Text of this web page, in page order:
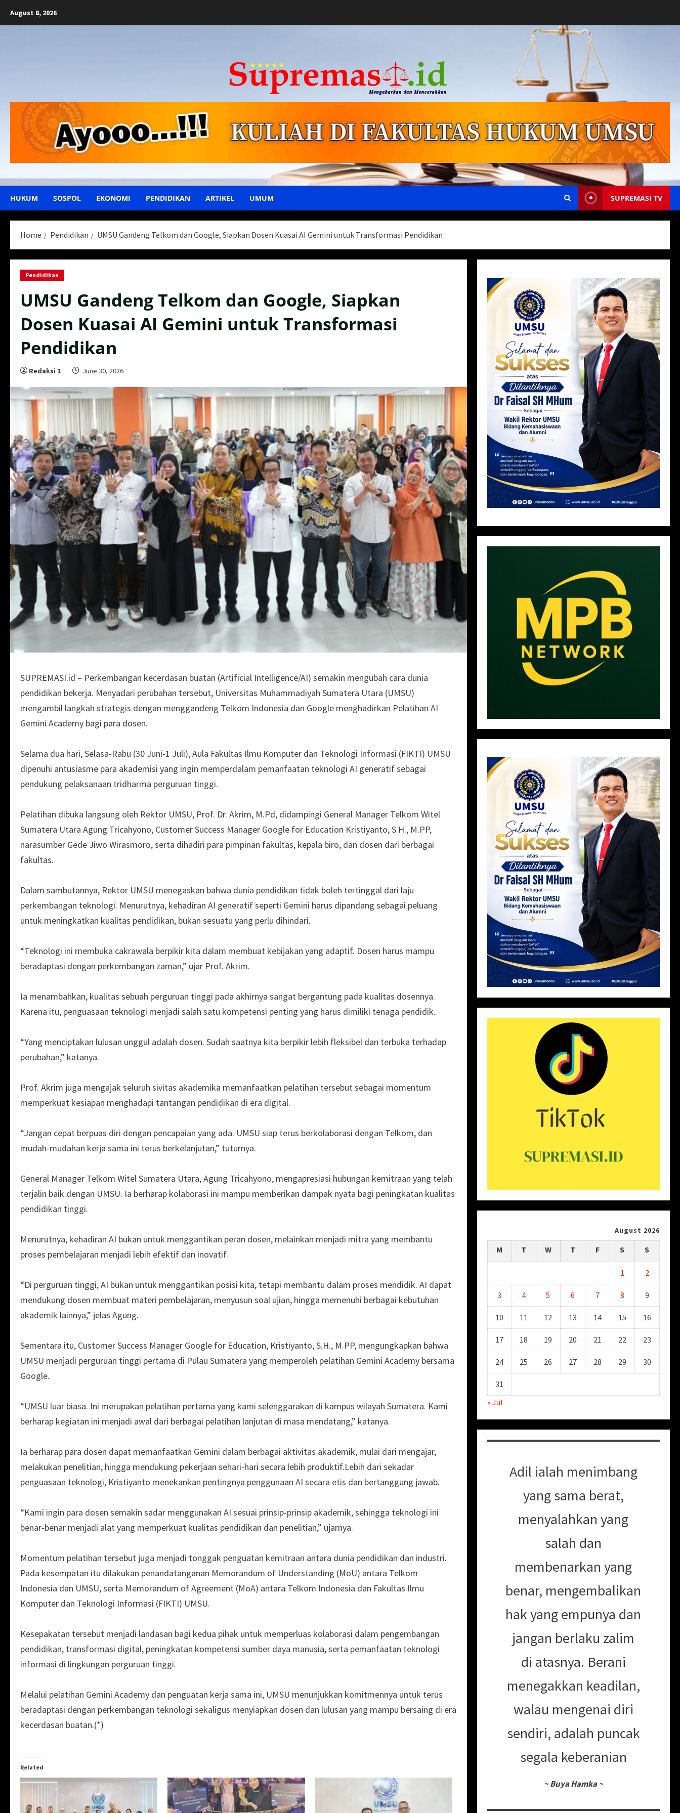
August 8, 2026
HUKUM SOSPOL EKONOMI PENDIDIKAN ARTIKEL UMUM SUPREMASI TV
Home Pendidikan UMSU Gandeng Telkom dan Google, Siapkan Dosen Kuasai AI Gemini untuk Transformasi Pendidikan
Pendidikan
UMSU Gandeng Telkom dan Google, Siapkan
Dosen Kuasai AI Gemini untuk Transformasi
Pendidikan
Redaksi 1 June 30, 2026
SUPREMASI.id – Perkembangan kecerdasan buatan (Artificial Intelligence/AI) semakin mengubah cara dunia
pendidikan bekerja. Menyadari perubahan tersebut, Universitas Muhammadiyah Sumatera Utara (UMSU)
mengambil langkah strategis dengan menggandeng Telkom Indonesia dan Google menghadirkan Pelatihan AI
Gemini Academy bagi para dosen.
Selama dua hari, Selasa-Rabu (30 Juni-1 Juli), Aula Fakultas Ilmu Komputer dan Teknologi Informasi (FIKTI) UMSU
dipenuhi antusiasme para akademisi yang ingin memperdalam pemanfaatan teknologi AI generatif sebagai
pendukung pelaksanaan tridharma perguruan tinggi.
Pelatihan dibuka langsung oleh Rektor UMSU, Prof. Dr. Akrim, M.Pd, didampingi General Manager Telkom Witel
Sumatera Utara Agung Tricahyono, Customer Success Manager Google for Education Kristiyanto, S.H., M.PP,
narasumber Gede Jiwo Wirasmoro, serta dihadiri para pimpinan fakultas, kepala biro, dan dosen dari berbagai
fakultas.
Dalam sambutannya, Rektor UMSU menegaskan bahwa dunia pendidikan tidak boleh tertinggal dari laju
perkembangan teknologi. Menurutnya, kehadiran AI generatif seperti Gemini harus dipandang sebagai peluang
untuk meningkatkan kualitas pendidikan, bukan sesuatu yang perlu dihindari.
“Teknologi ini membuka cakrawala berpikir kita dalam membuat kebijakan yang adaptif. Dosen harus mampu
beradaptasi dengan perkembangan zaman,” ujar Prof. Akrim.
Ia menambahkan, kualitas sebuah perguruan tinggi pada akhirnya sangat bergantung pada kualitas dosennya.
Karena itu, penguasaan teknologi menjadi salah satu kompetensi penting yang harus dimiliki tenaga pendidik.
“Yang menciptakan lulusan unggul adalah dosen. Sudah saatnya kita berpikir lebih fleksibel dan terbuka terhadap
perubahan,” katanya.
Prof. Akrim juga mengajak seluruh sivitas akademika memanfaatkan pelatihan tersebut sebagai momentum
memperkuat kesiapan menghadapi tantangan pendidikan di era digital.
“Jangan cepat berpuas diri dengan pencapaian yang ada. UMSU siap terus berkolaborasi dengan Telkom, dan
mudah-mudahan kerja sama ini terus berkelanjutan,” tuturnya.
General Manager Telkom Witel Sumatera Utara, Agung Tricahyono, mengapresiasi hubungan kemitraan yang telah
terjalin baik dengan UMSU. Ia berharap kolaborasi ini mampu memberikan dampak nyata bagi peningkatan kualitas
pendidikan tinggi.
Menurutnya, kehadiran AI bukan untuk menggantikan peran dosen, melainkan menjadi mitra yang membantu
proses pembelajaran menjadi lebih efektif dan inovatif.
“Di perguruan tinggi, AI bukan untuk menggantikan posisi kita, tetapi membantu dalam proses mendidik. AI dapat
mendukung dosen membuat materi pembelajaran, menyusun soal ujian, hingga memenuhi berbagai kebutuhan
akademik lainnya,” jelas Agung.
Sementara itu, Customer Success Manager Google for Education, Kristiyanto, S.H., M.PP, mengungkapkan bahwa
UMSU menjadi perguruan tinggi pertama di Pulau Sumatera yang memperoleh pelatihan Gemini Academy bersama
Google.
“UMSU luar biasa. Ini merupakan pelatihan pertama yang kami selenggarakan di kampus wilayah Sumatera. Kami
berharap kegiatan ini menjadi awal dari berbagai pelatihan lanjutan di masa mendatang,” katanya.
Ia berharap para dosen dapat memanfaatkan Gemini dalam berbagai aktivitas akademik, mulai dari mengajar,
melakukan penelitian, hingga mendukung pekerjaan sehari-hari secara lebih produktif.Lebih dari sekadar
penguasaan teknologi, Kristiyanto menekankan pentingnya penggunaan AI secara etis dan bertanggung jawab.
“Kami ingin para dosen semakin sadar menggunakan AI sesuai prinsip-prinsip akademik, sehingga teknologi ini
benar-benar menjadi alat yang memperkuat kualitas pendidikan dan penelitian,” ujarnya.
Momentum pelatihan tersebut juga menjadi tonggak penguatan kemitraan antara dunia pendidikan dan industri.
Pada kesempatan itu dilakukan penandatanganan Memorandum of Understanding (MoU) antara Telkom
Indonesia dan UMSU, serta Memorandum of Agreement (MoA) antara Telkom Indonesia dan Fakultas Ilmu
Komputer dan Teknologi Informasi (FIKTI) UMSU.
Kesepakatan tersebut menjadi landasan bagi kedua pihak untuk memperluas kolaborasi dalam pengembangan
pendidikan, transformasi digital, peningkatan kompetensi sumber daya manusia, serta pemanfaatan teknologi
informasi di lingkungan perguruan tinggi.
Melalui pelatihan Gemini Academy dan penguatan kerja sama ini, UMSU menunjukkan komitmennya untuk terus
beradaptasi dengan perkembangan teknologi sekaligus menyiapkan dosen dan lulusan yang mampu bersaing di era
kecerdasan buatan.(*)
Related
August 2026
M T W T F S S
1 2
3 4 5 6 7 8 9
10 11 12 13 14 15 16
17 18 19 20 21 22 23
24 25 26 27 28 29 30
31
« Jul
Adil ialah menimbang
yang sama berat,
menyalahkan yang
salah dan
membenarkan yang
benar, mengembalikan
hak yang empunya dan
jangan berlaku zalim
di atasnya. Berani
menegakkan keadilan,
walau mengenai diri
sendiri, adalah puncak
segala keberanian
~Buya Hamka ~